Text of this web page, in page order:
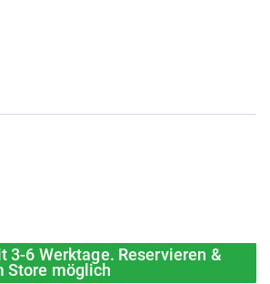
3-6 Werktage. Reservieren &
Store möglich